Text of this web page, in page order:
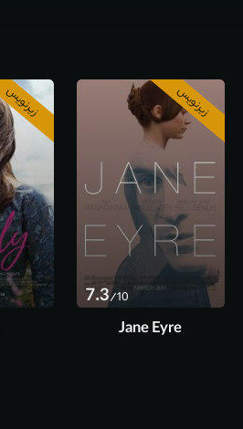
زیرنویس
7.3/10
Jane Eyre
زیرنویس